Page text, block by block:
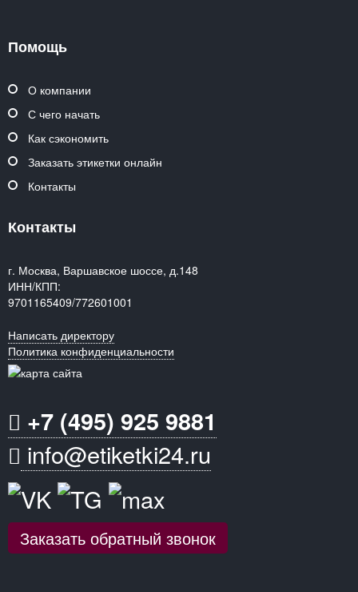
Помощь
О компании
С чего начать
Как сэкономить
Заказать этикетки онлайн
Контакты
Контакты
г. Москва, Варшавское шоссе, д.148
ИНН/КПП:
9701165409/772601001
Написать директору
Политика конфиденциальности
+7 (495) 925 9881
info@etiketki24.ru
Заказать обратный звонок